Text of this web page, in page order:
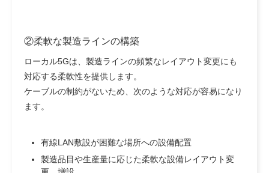
②柔軟な製造ラインの構築
ローカル5Gは、製造ラインの頻繁なレイアウト変更にも
対応する柔軟性を提供します。
ケーブルの制約がないため、次のような対応が容易になり
ます。
有線LAN敷設が困難な場所への設備配置
製造品目や生産量に応じた柔軟な設備レイアウト変